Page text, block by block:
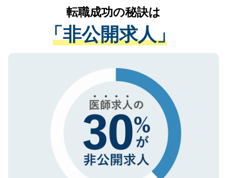
は、個人情報の取り扱いについての厳密な
管理基準を満たした事業者のみに付与され
る、プライバシーマークを取得済みです。
で、機密保持に関してもご安心ください。
かがいして、現在の医療機関の状況や紹介
経験をまじえながら、適切なアドバイスを
させていただきます。すぐにご転職をされ
ない方には、長期的なサポートが可能です
ので、まずはご登録ください。
転職成功の秘訣は
「非公開求人」